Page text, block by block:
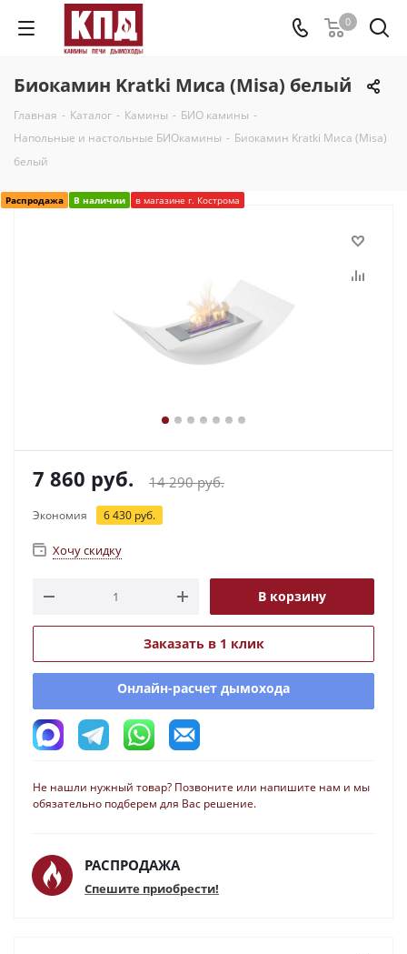
0
Биокамин Kratki Миса (Misa) белый
Главная - Каталог - Камины - БИО камины -
Напольные и настольные БИОкамины - Биокамин Kratki Миса (Misa)
белый
Распродажа В наличии в магазине г. Кострома
7 860 руб. 14 290руб.
Экономия 6 430 руб.
Хочу скидку
В корзину
Заказать в 1 клик
Онлайн-расчет дымохода
Не нашли нужный товар? Позвоните или напишите нам и мы
обязательно подберем для Вас решение.
РАСПРОДАЖА
Спешите приобрести!